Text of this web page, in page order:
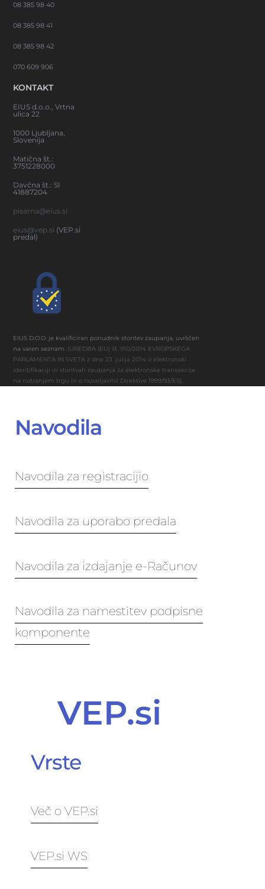
08 385 98 40
08 385 98 41
08 385 98 42
070 609 906
KONTAKT
EIUS d.o.o., Vrtna
ulica 22
1000 Ljubljana,
Slovenija
Matična št.:
3751228000
Davčna št.: SI
41887204
pisarna@eius.si
eius@vep.si (VEP.si
predal)
EIUS D.O.O. je kvalificiran ponudnik storitev zaupanja, uvrščen
na varen seznam. (UREDBA (EU) št. 910/2014 EVROPSKEGA
PARLAMENTA IN SVETA z dne 23. julija 2014 o elektronski
identifikaciji in storitvah zaupanja za elektronske transakcije
na notranjem trgu in o razveljavitvi Direktive 1999/93/ES).
Navodila
Navodila za registracijio
Navodila za uporabo predala
Navodila za izdajanje e-Računov
Navodila za namestitev podpisne
komponente
VEP.si
Vrste
Več o VEP.si
VEP.si WS